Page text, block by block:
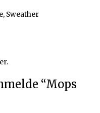
Sweather
“Mops